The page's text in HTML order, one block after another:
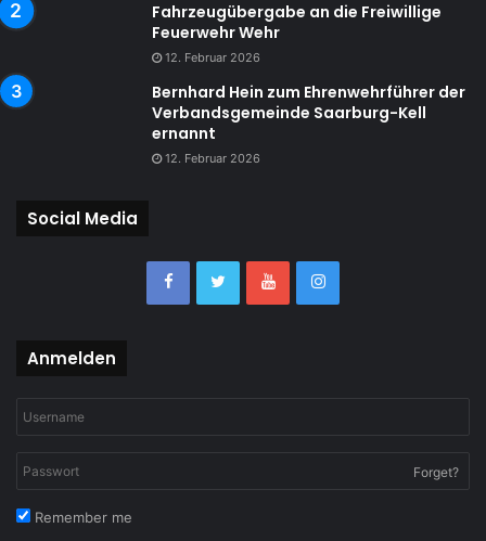
Fahrzeugübergabe an die Freiwillige
Feuerwehr Wehr
12. Februar 2026
Bernhard Hein zum Ehrenwehrführer der
Verbandsgemeinde Saarburg-Kell
ernannt
12. Februar 2026
Social Media
Anmelden
Forget?
Remember me